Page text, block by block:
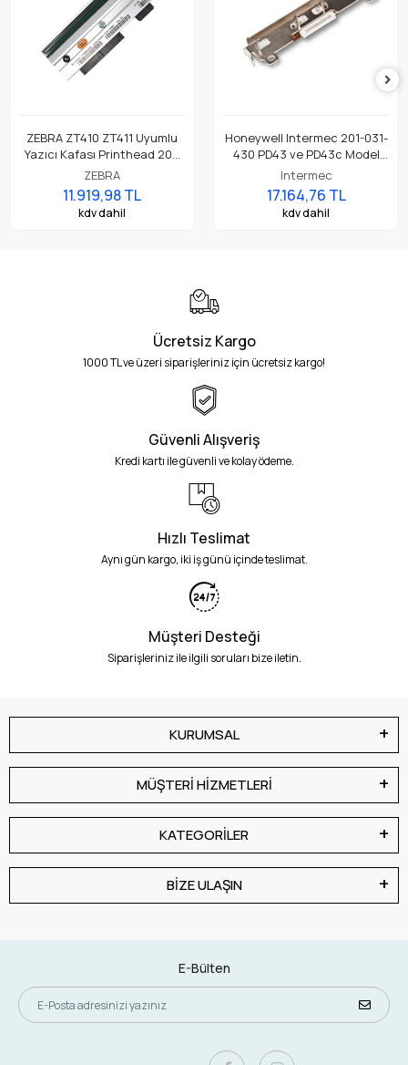
ZEBRA ZT410 ZT411 Uyumlu
Yazıcı Kafası Printhead 203
Dpi Parça No: P1058930-009
ZEBRA
11.919,98 TL
kdv dahil
Honeywell Intermec 201-031-
430 PD43 ve PD43c Model
Barkod Etiket Yazıcı 203 Dpi
Termal Baskı Kafası
Intermec
17.164,76 TL
kdv dahil
Ücretsiz Kargo
1000 TL ve üzeri siparişleriniz için ücretsiz kargo!
Güvenli Alışveriş
Kredi kartı ile güvenli ve kolay ödeme.
Hızlı Teslimat
Aynı gün kargo, iki iş günü içinde teslimat.
Müşteri Desteği
Siparişleriniz ile ilgili soruları bize iletin.
KURUMSAL
MÜŞTERİ HİZMETLERİ
KATEGORİLER
BİZE ULAŞIN
E-Bülten